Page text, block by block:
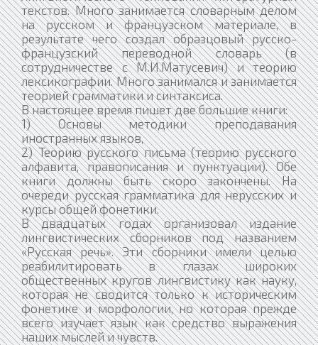
текстов. Много занимается словарным делом
на русском и французском материале, в
результате чего создал образцовый русско-
французский переводной словарь (в
сотрудничестве с М.И.Матусевич) и теорию
лексикографии. Много занимался и занимается
теорией грамматики и синтаксиса.
В настоящее время пишет две большие книги:
1) Основы методики преподавания
иностранных языков,
2) Теорию русского письма (теорию русского
алфавита, правописания и пунктуации). Обе
книги должны быть скоро закончены. На
очереди русская грамматика для нерусских и
курсы общей фонетики.
В двадцатых годах организовал издание
лингвистических сборников под названием
«Русская речь». Эти сборники имели целью
реабилитировать в глазах широких
общественных кругов лингвистику как науку,
которая не сводится только к историческим
фонетике и морфологии, но которая прежде
всего изучает язык как средство выражения
наших мыслей и чувств.